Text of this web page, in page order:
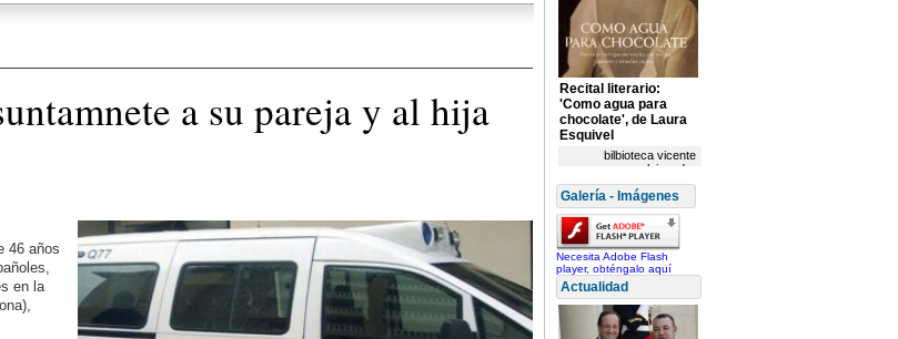
a su pareja y al hija
46 años
en la
Recital literario:
'Como agua para
chocolate', de Laura
Esquivel
bilbioteca vicente
aleixandre
Galería - Imágenes
Necesita Adobe Flash
player, obténgalo aquí
Actualidad